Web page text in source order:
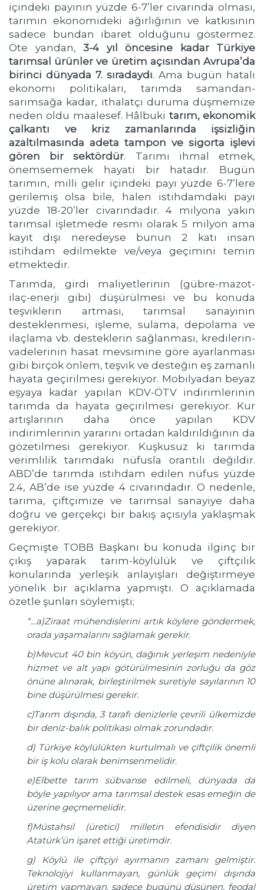
içindeki payının yüzde 6-7’ler civarında olması,
tarımın ekonomideki ağırlığının ve katkısının
sadece bundan ibaret olduğunu göstermez.
Öte yandan, 3-4 yıl öncesine kadar Türkiye
tarımsal ürünler ve üretim açısından Avrupa’da
birinci dünyada 7. sıradaydı. Ama bugün hatalı
ekonomi politikaları, tarımda samandan-
sarımsağa kadar, ithalatçı duruma düşmemize
neden oldu maalesef. Hâlbuki tarım, ekonomik
çalkantı ve kriz zamanlarında işsizliğin
azaltılmasında adeta tampon ve sigorta işlevi
gören bir sektördür. Tarımı ihmal etmek,
önemsememek hayati bir hatadır. Bugün
tarımın, milli gelir içindeki payı yüzde 6-7’lere
gerilemiş olsa bile, halen istihdamdaki payı
yüzde 18-20’ler civarındadır. 4 milyona yakın
tarımsal işletmede resmi olarak 5 milyon ama
kayıt dışı neredeyse bunun 2 katı insan
istihdam edilmekte ve/veya geçimini temin
etmektedir.
Tarımda, girdi maliyetlerinin (gübre-mazot-
ilaç-enerji gibi) düşürülmesi ve bu konuda
teşviklerin artması, tarımsal sanayinin
desteklenmesi, işleme, sulama, depolama ve
ilaçlama vb. desteklerin sağlanması, kredilerin-
vadelerinin hasat mevsimine göre ayarlanması
gibi birçok önlem, teşvik ve desteğin eş zamanlı
hayata geçirilmesi gerekiyor. Mobilyadan beyaz
eşyaya kadar yapılan KDV-ÖTV indirimlerinin
tarımda da hayata geçirilmesi gerekiyor. Kur
artışlarının daha önce yapılan KDV
indirimlerinin yararını ortadan kaldırıldığının da
gözetilmesi gerekiyor. Kuşkusuz ki tarımda
verimlilik tarımdaki nüfusla orantılı değildir.
ABD’de tarımda istihdam edilen nüfus yüzde
2.4, AB’de ise yüzde 4 civarındadır. O nedenle,
tarıma, çiftçimize ve tarımsal sanayiye daha
doğru ve gerçekçi bir bakış açısıyla yaklaşmak
gerekiyor.
Geçmişte TOBB Başkanı bu konuda ilginç bir
çıkış yaparak tarım-köylülük ve çiftçilik
konularında yerleşik anlayışları değiştirmeye
yönelik bir açıklama yapmıştı. O açıklamada
özetle şunları söylemişti;
“…a)Ziraat mühendislerini artık köylere göndermek,
orada yaşamalarını sağlamak gerekir.
b)Mevcut 40 bin köyün, dağınık yerleşim nedeniyle
hizmet ve alt yapı götürülmesinin zorluğu da göz
önüne alınarak, birleştirilmek suretiyle sayılarının 10
bine düşürülmesi gerekir.
c)Tarım dışında, 3 tarafı denizlerle çevrili ülkemizde
bir deniz-balık politikası olmak zorundadır.
d) Türkiye köylülükten kurtulmalı ve çiftçilik önemli
bir iş kolu olarak benimsenmelidir.
e)Elbette tarım sübvanse edilmeli, dünyada da
böyle yapılıyor ama tarımsal destek esas emeğin de
üzerine geçmemelidir.
f)Müstahsil (üretici) milletin efendisidir diyen
Atatürk’ün işaret ettiği üretimdir.
g) Köylü ile çiftçiyi ayırmanın zamanı gelmiştir.
Teknolojiyi kullanmayan, günlük geçimi dışında
üretim yapmayan, sadece bugünü düşünen, feodal